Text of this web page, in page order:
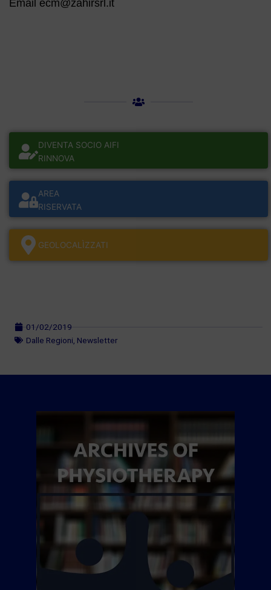
Email ecm@zahirsrl.it
DIVENTA SOCIO AIFI
RINNOVA
AREA
RISERVATA
GEOLOCALÌZZATI
01/02/2019
Dalle Regioni, Newsletter